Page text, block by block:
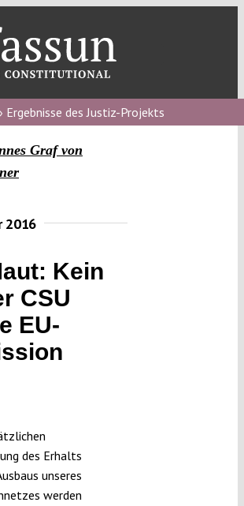
Projects
Ergebnisse des Justiz-Projekts
Graf von
2016
Kein
CSU
EU-
des Erhalts
unseres
werden